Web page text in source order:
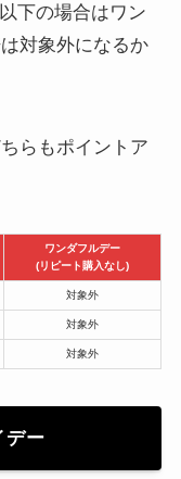
下の場合はワン
対象外になるか
らもポイントア
ワンダフルデー
(リピート購入なし)
対象外
対象外
対象外
デー